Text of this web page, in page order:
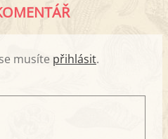
musíte přihlásit.